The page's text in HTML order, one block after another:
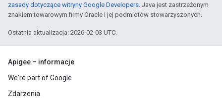
zasady dotyczące witryny Google Developers . Java jest zastrzeżonym
znakiem towarowym firmy Oracle i jej podmiotów stowarzyszonych.
Ostatnia aktualizacja: 2026-02-03 UTC.
Apigee – informacje
We're part of Google
Zdarzenia